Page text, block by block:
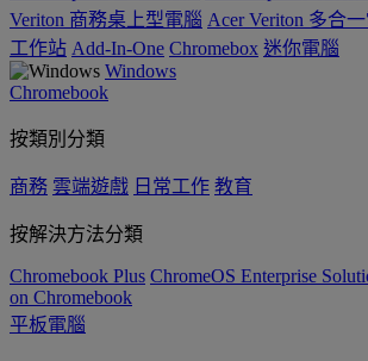
Veriton 商務桌上型電腦 Acer Veriton 多合
工作站 Add-In-One Chromebox 迷你電腦
Windows
Chromebook
按類別分類
商務 雲端遊戲 日常工作 教育
按解決方法分類
Chromebook Plus ChromeOS Enterprise
on Chromebook
平板電腦